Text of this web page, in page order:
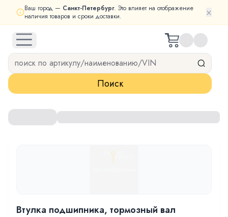
Ваш город — Санкт-Петербург. Это влияет на отображение
наличия товаров и сроки доставки.
×
open navigation menu
Поиск
Втулка подшипника, тормозный вал